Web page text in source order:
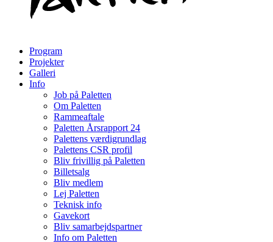
Program
Projekter
Galleri
Info
Job på Paletten
Om Paletten
Rammeaftale
Paletten Årsrapport 24
Palettens værdigrundlag
Palettens CSR profil
Bliv frivillig på Paletten
Billetsalg
Bliv medlem
Lej Paletten
Teknisk info
Gavekort
Bliv samarbejdspartner
Info om Paletten